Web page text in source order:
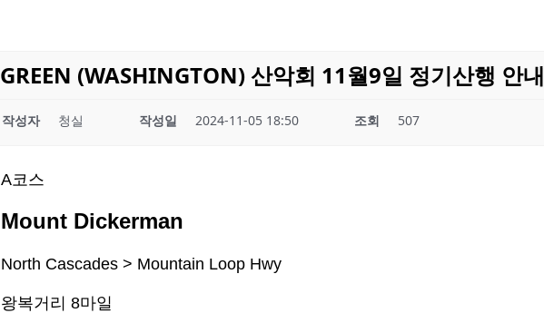
GREEN (WASHINGTON) 산악회 11월9일 정기산행 안내
작성자 청실 작성일 2024-11-05 18:50 조회 507
A코스
Mount Dickerman
North Cascades > Mountain Loop Hwy
왕복거리 8마일